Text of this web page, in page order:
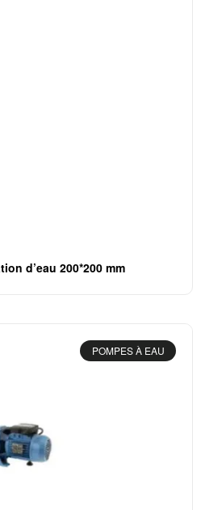
d’eau 200*200 mm
POMPES À EAU